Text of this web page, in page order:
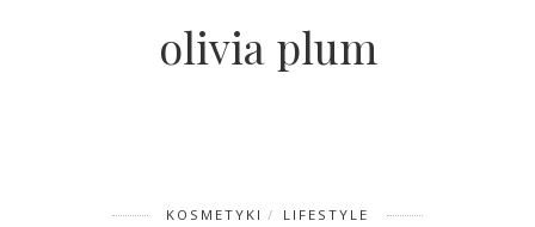
olivia plum
KOSMETYKI LIFESTYLE